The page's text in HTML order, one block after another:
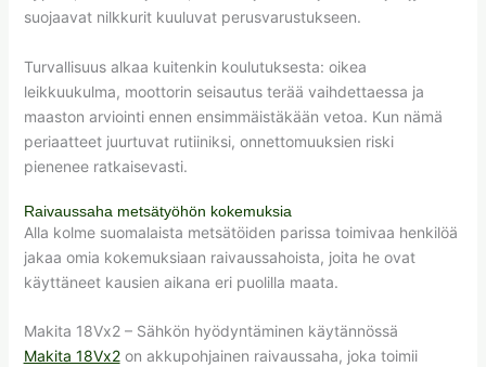
suojaavat nilkkurit kuuluvat perusvarustukseen.
Turvallisuus alkaa kuitenkin koulutuksesta: oikea
leikkuukulma, moottorin seisautus terää vaihdettaessa ja
maaston arviointi ennen ensimmäistäkään vetoa. Kun nämä
periaatteet juurtuvat rutiiniksi, onnettomuuksien riski
pienenee ratkaisevasti.
Raivaussaha metsätyöhön kokemuksia
Alla kolme suomalaista metsätöiden parissa toimivaa henkilöä
jakaa omia kokemuksiaan raivaussahoista, joita he ovat
käyttäneet kausien aikana eri puolilla maata.
Makita 18Vx2 – Sähkön hyödyntäminen käytännössä
Makita 18Vx2on akkupohjainen raivaussaha, joka toimii